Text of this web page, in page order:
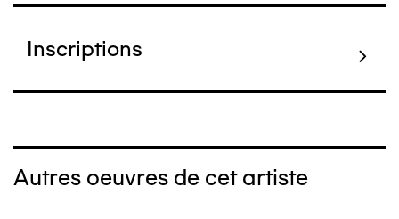
Inscriptions
Autres oeuvres de cet artiste